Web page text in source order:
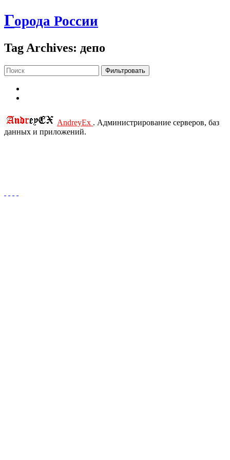
Города России
Tag Archives: депо
Фильтровать
AndreyEx . Администрирование серверов, баз
данных и приложений.